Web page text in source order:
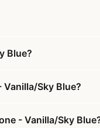
Blue?
Sky Blue?
- Vanilla/Sky